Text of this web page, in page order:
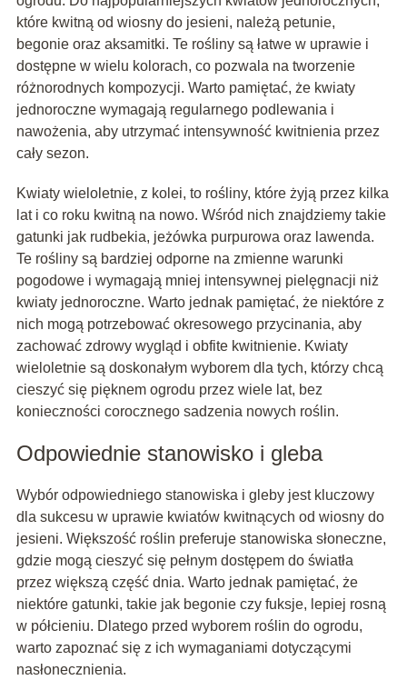
które kwitną od wiosny do jesieni, należą petunie,
begonie oraz aksamitki. Te rośliny są łatwe w uprawie i
dostępne w wielu kolorach, co pozwala na tworzenie
różnorodnych kompozycji. Warto pamiętać, że kwiaty
jednoroczne wymagają regularnego podlewania i
nawożenia, aby utrzymać intensywność kwitnienia przez
cały sezon.
Kwiaty wieloletnie, z kolei, to rośliny, które żyją przez kilka
lat i co roku kwitną na nowo. Wśród nich znajdziemy takie
gatunki jak rudbekia, jeżówka purpurowa oraz lawenda.
Te rośliny są bardziej odporne na zmienne warunki
pogodowe i wymagają mniej intensywnej pielęgnacji niż
kwiaty jednoroczne. Warto jednak pamiętać, że niektóre z
nich mogą potrzebować okresowego przycinania, aby
zachować zdrowy wygląd i obfite kwitnienie. Kwiaty
wieloletnie są doskonałym wyborem dla tych, którzy chcą
cieszyć się pięknem ogrodu przez wiele lat, bez
konieczności corocznego sadzenia nowych roślin.
Odpowiednie stanowisko i gleba
Wybór odpowiedniego stanowiska i gleby jest kluczowy
dla sukcesu w uprawie kwiatów kwitnących od wiosny do
jesieni. Większość roślin preferuje stanowiska słoneczne,
gdzie mogą cieszyć się pełnym dostępem do światła
przez większą część dnia. Warto jednak pamiętać, że
niektóre gatunki, takie jak begonie czy fuksje, lepiej rosną
w półcieniu. Dlatego przed wyborem roślin do ogrodu,
warto zapoznać się z ich wymaganiami dotyczącymi
nasłonecznienia.